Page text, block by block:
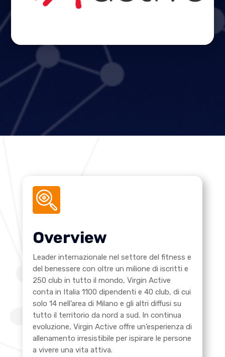
Overview
Leader internazionale nel settore del fitness e
del benessere con oltre un milione di iscritti e
250 club in tutto il mondo, Virgin Active
conta in Italia 1100 dipendenti e 40 club, di cui
solo 14 nell’area di Milano e gli altri diffusi su
tutto il territorio da nord a sud. In continua
evoluzione, Virgin Active offre un’esperienza di
allenamento irresistibile per ispirare le persone
a vivere una vita attiva.